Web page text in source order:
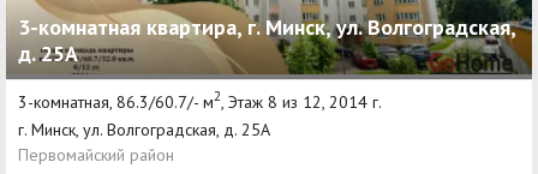
3-комнатная квартира, г. Минск, ул. Волгоградская,
д. 25А
3-комнатная, 86.3/60.7/- м2 , Этаж 8 из 12, 2014 г.
г. Минск, ул. Волгоградская, д. 25А
Первомайский район